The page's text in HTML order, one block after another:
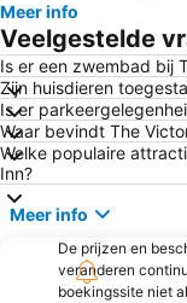
Meer info
Veelgestelde
Is er een zwembad bij
Zijn huisdieren
Is er
Waar bevindt The
Welke populaire
Inn?
Meer info
De prijzen en
veranderen
boekingssite niet